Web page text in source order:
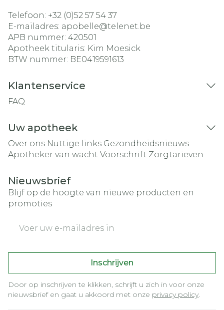
Telefoon: +32 (0)52 57 54 37
E-mailadres: apobelle@telenet.be
APB nummer: 420501
Apotheek titularis: Kim Moesick
BTW nummer: BE0419591613
Klantenservice
FAQ
Uw apotheek
Over ons Nuttige links Gezondheidsnieuws
Apotheker van wacht Voorschrift Zorgtarieven
Nieuwsbrief
Blijf op de hoogte van nieuwe producten en
promoties
Inschrijven
Door op inschrijven te klikken, schrijft u zich in voor onze
nieuwsbrief en gaat u akkoord met onze privacy policy.